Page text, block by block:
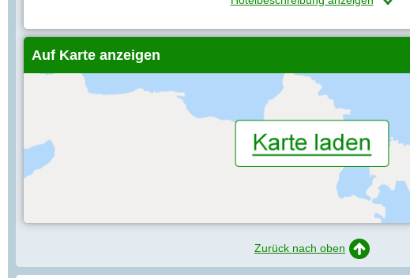
Auf Karte anzeigen
Zurück nach oben